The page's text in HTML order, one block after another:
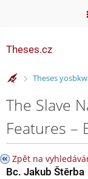
Theses.cz
>
Theses yosbkw
The Slave
Features –
Zpět na
Bc. Jakub Štěrba